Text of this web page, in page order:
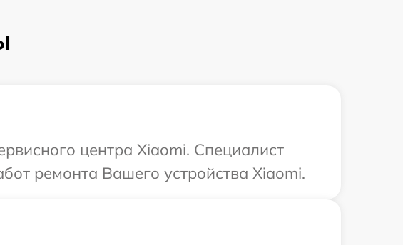
центра Xiaomi. Специалист
ремонта Вашего устройства Xiaomi.